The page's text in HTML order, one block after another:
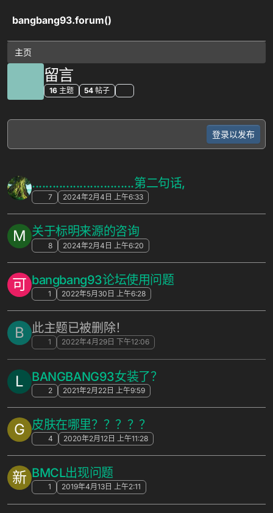
bangbang93.forum()
主页
留言
16 主题 54 帖子
登录以发布
..............................第二句话,
7 2024年2月4日 上午6:33
M 关于标明来源的咨询
8 2024年2月4日 上午6:20
可 bangbang93论坛使用问题
1 2022年5月30日 上午6:28
B 此主题已被删除！
1 2022年4月29日 下午12:06
L BANGBANG93女装了？
2 2021年2月22日 上午9:59
G 皮肤在哪里？？？？？
4 2020年2月12日 上午11:28
新 BMCL出现问题
1 2019年4月13日 上午2:11